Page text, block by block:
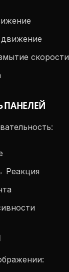
скорости
ПАНЕЛЕЙ
Реакция